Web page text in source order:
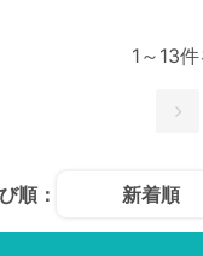
1～13
順： 新着順